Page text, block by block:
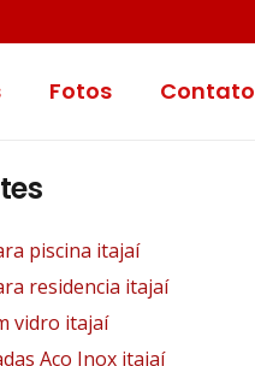
Fotos Contato
piscina itajaí
residencia itajaí
vidro itajaí
Aço Inox itajaí